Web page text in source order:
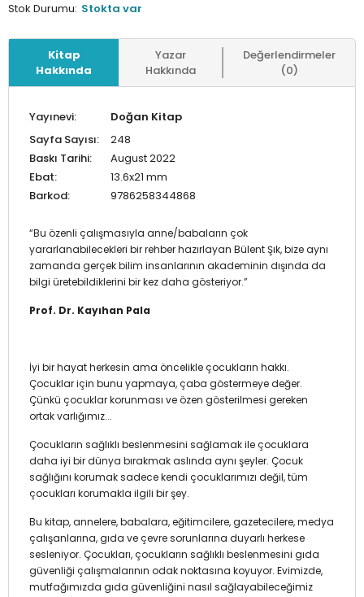
Stok Durumu: Stokta var
Kitap
Hakkında
Yazar
Hakkında
Değerlendirmeler
(0)
Yayınevi:
Doğan Kitap
Sayfa Sayısı:
248
Baskı Tarihi:
August 2022
Ebat:
13.6x21 mm
Barkod:
9786258344868
“Bu özenli çalışmasıyla anne/babaların çok
yararlanabilecekleri bir rehber hazırlayan Bülent Şık, bize aynı
zamanda gerçek bilim insanlarının akademinin dışında da
bilgi üretebildiklerini bir kez daha gösteriyor.”
Prof. Dr. Kayıhan Pala
İyi bir hayat herkesin ama öncelikle çocukların hakkı.
Çocuklar için bunu yapmaya, çaba göstermeye değer.
Çünkü çocuklar korunması ve özen gösterilmesi gereken
ortak varlığımız...
Çocukların sağlıklı beslenmesini sağlamak ile çocuklara
daha iyi bir dünya bırakmak aslında aynı şeyler. Çocuk
sağlığını korumak sadece kendi çocuklarımızı değil, tüm
çocukları korumakla ilgili bir şey.
Bu kitap, annelere, babalara, eğitimcilere, gazetecilere, medya
çalışanlarına, gıda ve çevre sorunlarına duyarlı herkese
sesleniyor. Çocukları, çocukların sağlıklı beslenmesini gıda
güvenliği çalışmalarının odak noktasına koyuyor. Evimizde,
mutfağımızda gıda güvenliğini nasıl sağlayabileceğimiz